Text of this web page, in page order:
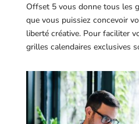
Offset 5 vous donne tous les
que vous puissiez concevoir
liberté créative. Pour faciliter
grilles calendaires exclusives